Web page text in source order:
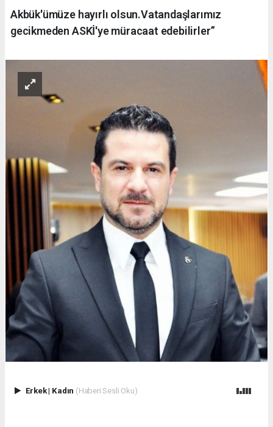
Akbük'ümüze hayırlı olsun.Vatandaşlarımız
gecikmeden ASKİ'ye müracaat edebilirler”
Erkek| Kadın (Haberi Sesli Oku)